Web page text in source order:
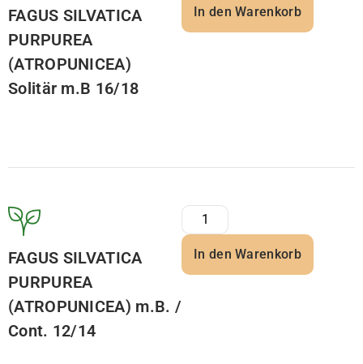
FAGUS SILVATICA
PURPUREA
(ATROPUNICEA)
Solitär m.B 16/18
In den Warenkorb
FAGUS SILVATICA
PURPUREA
(ATROPUNICEA) m.B. /
Cont. 12/14
In den Warenkorb